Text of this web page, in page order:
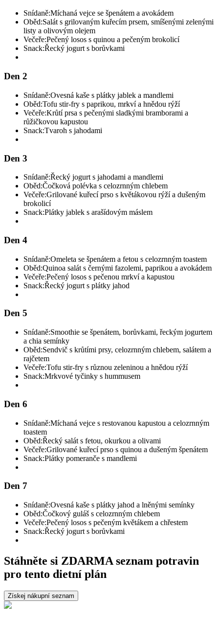
Snídaně:Míchaná vejce se špenátem a avokádem
Oběd:Salát s grilovaným kuřecím prsem, smíšenými zelenými
listy a olivovým olejem
Večeře:Pečený losos s quinou a pečeným brokolicí
Snack:Řecký jogurt s borůvkami
Den 2
Snídaně:Ovesná kaše s plátky jablek a mandlemi
Oběd:Tofu stir-fry s paprikou, mrkví a hnědou rýží
Večeře:Krůtí prsa s pečenými sladkými bramborami a
růžičkovou kapustou
Snack:Tvaroh s jahodami
Den 3
Snídaně:Řecký jogurt s jahodami a mandlemi
Oběd:Čočková polévka s celozrnným chlebem
Večeře:Grilované kuřecí prso s květákovou rýží a dušeným
brokolicí
Snack:Plátky jablek s arašídovým máslem
Den 4
Snídaně:Omeleta se špenátem a fetou s celozrnným toastem
Oběd:Quinoa salát s černými fazolemi, paprikou a avokádem
Večeře:Pečený losos s pečenou mrkví a kapustou
Snack:Řecký jogurt s plátky jahod
Den 5
Snídaně:Smoothie se špenátem, borůvkami, řeckým jogurtem
a chia semínky
Oběd:Sendvič s krůtími prsy, celozrnným chlebem, salátem a
rajčetem
Večeře:Tofu stir-fry s různou zeleninou a hnědou rýží
Snack:Mrkvové tyčinky s hummusem
Den 6
Snídaně:Míchaná vejce s restovanou kapustou a celozrnným
toastem
Oběd:Řecký salát s fetou, okurkou a olivami
Večeře:Grilované kuřecí prso s quinou a dušeným špenátem
Snack:Plátky pomeranče s mandlemi
Den 7
Snídaně:Ovesná kaše s plátky jahod a lněnými semínky
Oběd:Čočkový guláš s celozrnným chlebem
Večeře:Pečený losos s pečeným květákem a chřestem
Snack:Řecký jogurt s borůvkami
Stáhněte si ZDARMA seznam potravin
pro tento dietní plán
Získej nákupní seznam